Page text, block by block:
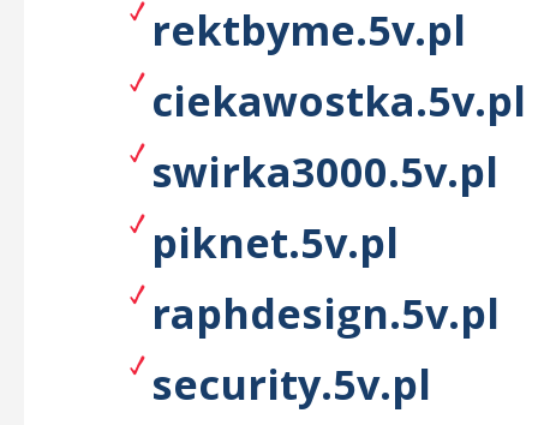
rektbyme.5v.pl
ciekawostka.5v.pl
swirka3000.5v.pl
piknet.5v.pl
raphdesign.5v.pl
security.5v.pl